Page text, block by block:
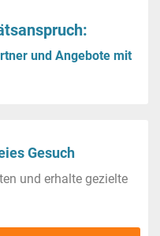
und Angebote mit
Gesuch
und erhalte gezielte